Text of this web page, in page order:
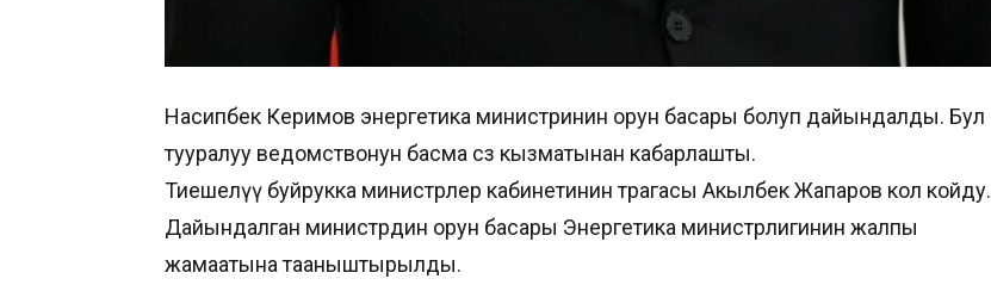
Насипбек Керимов энергетика министринин орун басары болуп дайындалды. Бул
тууралуу ведомствонун басма сөз кызматынан кабарлашты.
Тиешелүү буйрукка министрлер кабинетинин төрагасы Акылбек Жапаров кол койду.
Дайындалган министрдин орун басары Энергетика министрлигинин жалпы
жамаатына тааныштырылды.